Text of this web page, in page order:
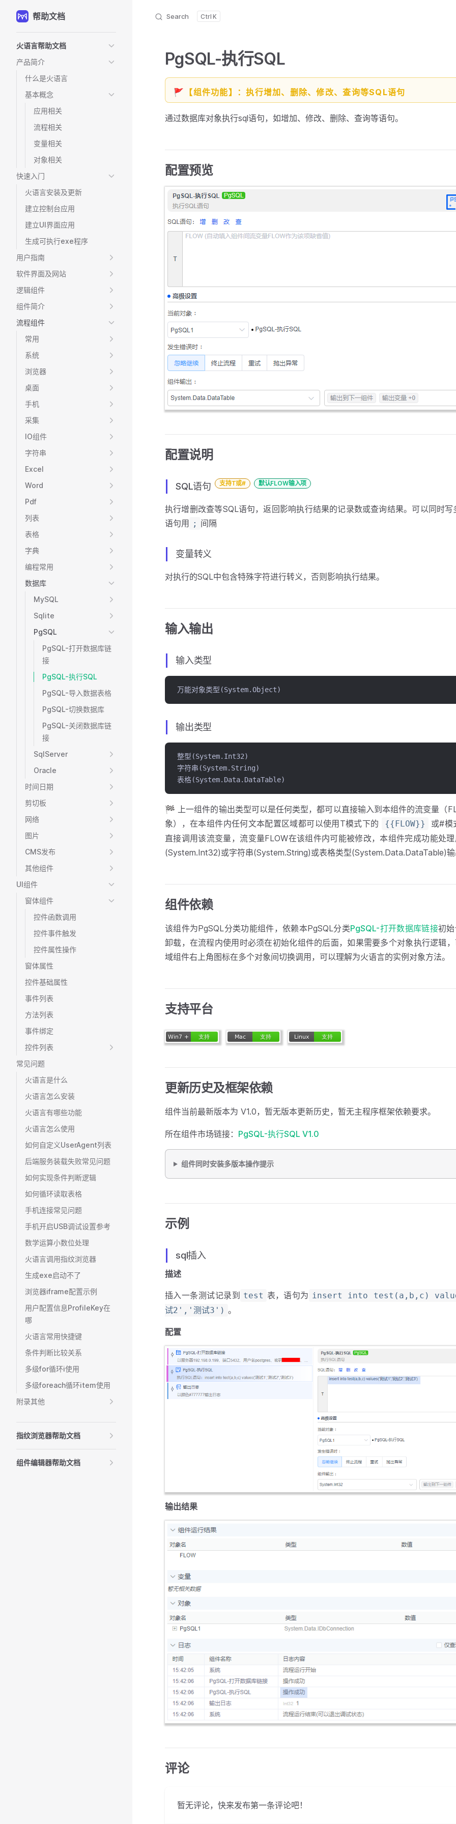
Skip to content
帮助文档 Search K
火语言帮助文档
产品简介
什么是火语言
基本概念
应用相关
流程相关
变量相关
对象相关
快速入门
火语言安装及更新
建立控制台应用
建立UI界面应用
生成可执行exe程序
用户指南
软件界面及网站
逻辑组件
组件简介
流程组件
常用
系统
浏览器
桌面
手机
采集
IO组件
字符串
Excel
Word
Pdf
列表
表格
字典
编程常用
数据库
MySQL
Sqlite
PgSQL
PgSQL-打开数据库链
接
PgSQL-执行SQL
PgSQL-导入数据表格
PgSQL-切换数据库
PgSQL-关闭数据库链
接
SqlServer
Oracle
时间日期
剪切板
网络
图片
CMS发布
其他组件
UI组件
窗体组件
控件函数调用
控件事件触发
控件属性操作
窗体属性
控件基础属性
事件列表
方法列表
事件绑定
控件列表
常见问题
火语言是什么
火语言怎么安装
火语言有哪些功能
火语言怎么使用
如何自定义UserAgent列表
后端服务装载失败常见问题
如何实现条件判断逻辑
如何循环读取表格
手机连接常见问题
手机开启USB调试设置参考
数学运算小数位处理
火语言调用指纹浏览器
生成exe启动不了
浏览器iframe配置示例
用户配置信息ProfileKey在
哪
火语言常用快捷键
条件判断比较关系
多级for循环i使用
多级foreach循环item使用
附录其他
指纹浏览器帮助文档
组件编辑器帮助文档
PgSQL-执行SQL
🚩【组件功能】：执行增加、删除、修改、查询等SQL语句
通过数据库对象执行sql语句，如增加、修改、删除、查询等语句。
配置预览
配置说明
SQL语句 支持T或# 默认FLOW输入项
执行增删改查等SQL语句，返回影响执行结果的记录数或查询结果。可以同时写
语句用
; 间隔
变量转义
对执行的SQL中包含特殊字符进行转义，否则影响执行结果。
输入输出
输入类型
万能对象类型(System.Object)
输出类型
整型(System.Int32)
字符串(System.String)
表格(System.Data.DataTable)
🏁 上一组件的输出类型可以是任何类型，都可以直接输入到本组件的流变量（
象），在本组件内任何文本配置区域都可以使用T模式下的
{{FLOW}} 或#模
直接调用该流变量，流变量FLOW在该组件内可能被修改，本组件完成功能处
(System.Int32)或字符串(System.String)或表格类型(System.Data.DataTable)输
组件依赖
该组件为PgSQL分类功能组件，依赖本PgSQL分类PgSQL-打开数据库链接初
卸载，在流程内使用时必须在初始化组件的后面，如果需要多个对象执行逻辑
域组件右上角图标在多个对象间切换调用，可以理解为火语言的实例对象方法。
支持平台
更新历史及框架依赖
组件当前最新版本为 V1.0，暂无版本更新历史，暂无主程序框架依赖要求。
所在组件市场链接： PgSQL-执行SQL V1.0
组件同时安装多版本操作提示
示例
sql插入
描述
插入一条测试记录到 test 表，语句为 insert into test(a,b,c)
试2','测试3') 。
配置
输出结果
评论
暂无评论，快来发布第一条评论吧！